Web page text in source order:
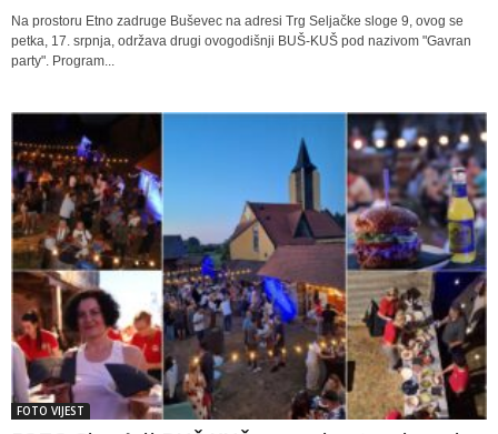
Na prostoru Etno zadruge Buševec na adresi Trg Seljačke sloge 9, ovog se
petka, 17. srpnja, održava drugi ovogodišnji BUŠ-KUŠ pod nazivom "Gavran
party". Program...
FOTO VIJEST